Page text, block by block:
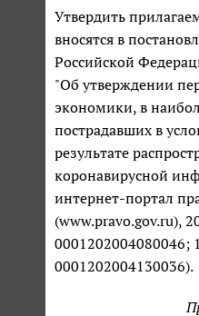
Утвердить
вносятся в
Российской
"Об утверждении
экономики, в
пострадавших в
результате
коронавирусной
интернет-портал
(www.pravo.gov.ru),
0001202004080046;
0001202004130036).